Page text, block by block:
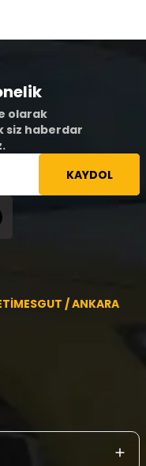
olarak
siz haberdar
KAYDOL
/ ANKARA